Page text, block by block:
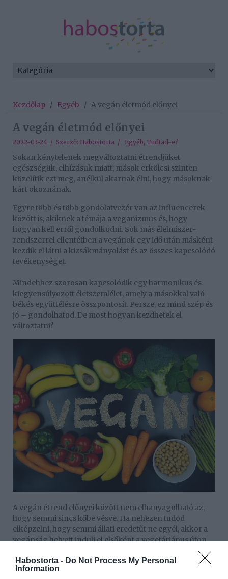
Habostorta - Do Not Process My Personal
Information
Kezdőlap / Egyéb / A vegán életmód előnyei
A vegán életmód előnyei
2022-03-24 / Szerző: Habostorta / Egyéb, Tudtad-e?
Sokan kénytelenek megváltoztatni étrendjüket
egészségük, elhízásuk miatt, mások erkölcsi szinten
közelítik ezt meg, anélkül akarnak élni, hogy másoknak
kárt okoznának.
Egyre több és több gondolatvezér van az influencerek
között is, akiknek a témája a veganizmus és, hogy
hogyan kell erről gondolkodni. Sok más élelmiszer-
rendszerrel ellentétben a vegánok egy idő után másként
kezdik el látni a kizsákmányolást és az összes kapcsolódó
tevékenységet.
Mindehhez szorosan kapcsolódik egy harmonikus és
kiegyensúlyozott életszemlélet, amely a másokkal való
békés együttélésre összpontosít. Persze, ez mind szép és
jó – gondolhatod. De most hogyan kezdhetek el
változtatni?
A vegán étrend előnyei között nem elhanyagolható az,
hogy semmi sincs kőbe vésve. Ha nehezen tudod
elképzelni, hogy semmi állati eredetűt ne egyél, akkor a
vegánság helyett indulj el elsőként a vegetáriánus úton.
tejtermékeket, de tetszés szerint el is hagyhatod ezeket.
Idővel érezni fogod a vegetáriánus és vegán lét előnyeit,